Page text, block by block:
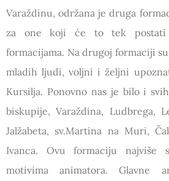
Varaždinu, održana je druga
za one koji će to tek postati
formacijama. Na drugoj formaciji
mladih ljudi, voljni i željni
Kursilja. Ponovno nas je bilo i
biskupije, Varaždina, Ludbrega,
Jalžabeta, sv.Martina na Muri,
Ivanca. Ovu formaciju najviše
motivima animatora. Glavne